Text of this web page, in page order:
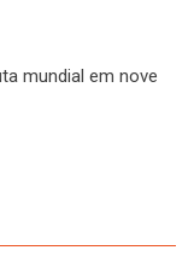
mundial em nove